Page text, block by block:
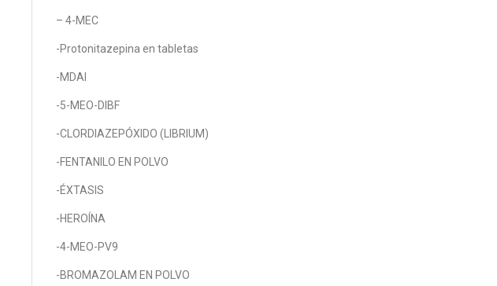
– 4-MEC
-Protonitazepina en tabletas
-MDAI
-5-MEO-DIBF
-CLORDIAZEPÓXIDO (LIBRIUM)
-FENTANILO EN POLVO
-ÉXTASIS
-HEROÍNA
-4-MEO-PV9
-BROMAZOLAM EN POLVO